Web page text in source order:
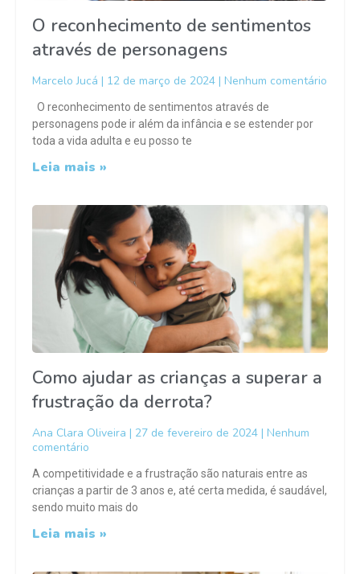
O reconhecimento de sentimentos
através de personagens
Marcelo Jucá 12 de março de 2024 Nenhum comentário
O reconhecimento de sentimentos através de
personagens pode ir além da infância e se estender por
toda a vida adulta e eu posso te
Leia mais »
Como ajudar as crianças a superar a
frustração da derrota?
Ana Clara Oliveira 27 de fevereiro de 2024
Nenhum
comentário
A competitividade e a frustração são naturais entre as
crianças a partir de 3 anos e, até certa medida, é saudável,
sendo muito mais do
Leia mais »